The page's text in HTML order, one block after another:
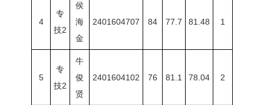
4
专
技2
侯
海
金
2401604707 84 77.7 81.48 1
5
专
技2
牛
俊
贤
2401604102 76 81.1 78.04 2